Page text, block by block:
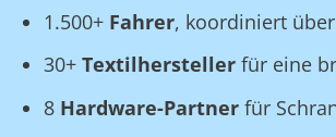
1.500+ Fahrer, koordiniert
30+ Textilhersteller für eine
8 Hardware-Partner für